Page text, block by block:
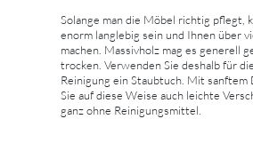
Solange man die Möbel richtig pflegt,
enorm langlebig sein und Ihnen über
machen. Massivholz mag es generell
trocken. Verwenden Sie deshalb für
Reinigung ein Staubtuch. Mit
Sie auf diese Weise auch leichte
ganz ohne Reinigungsmittel.